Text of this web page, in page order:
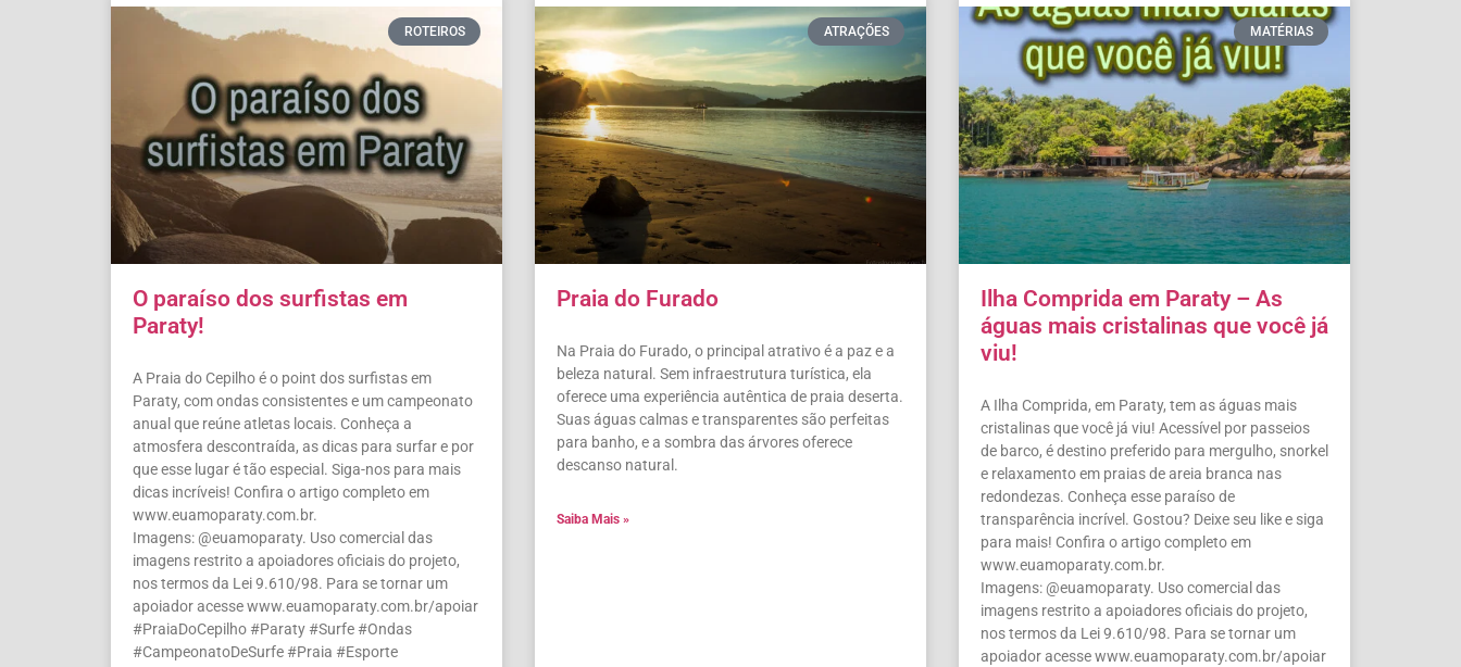
ROTEIROS
O paraíso dos surfistas em
Paraty!
A Praia do Cepilho é o point dos surfistas em
Paraty, com ondas consistentes e um campeonato
anual que reúne atletas locais. Conheça a
atmosfera descontraída, as dicas para surfar e por
que esse lugar é tão especial. Siga-nos para mais
dicas incríveis! Confira o artigo completo em
www.euamoparaty.com.br.
Imagens: @euamoparaty. Uso comercial das
imagens restrito a apoiadores oficiais do projeto,
nos termos da Lei 9.610/98. Para se tornar um
apoiador acesse www.euamoparaty.com.br/apoiar
#PraiaDoCepilho #Paraty #Surfe #Ondas
#CampeonatoDeSurfe #Praia #Esporte
ATRAÇÕES
Praia do Furado
Na Praia do Furado, o principal atrativo é a paz e a
beleza natural. Sem infraestrutura turística, ela
oferece uma experiência autêntica de praia deserta.
Suas águas calmas e transparentes são perfeitas
para banho, e a sombra das árvores oferece
descanso natural.
Saiba Mais »
MATÉRIAS
Ilha Comprida em Paraty – As
águas mais cristalinas que você já
viu!
A Ilha Comprida, em Paraty, tem as águas mais
cristalinas que você já viu! Acessível por passeios
de barco, é destino preferido para mergulho, snorkel
e relaxamento em praias de areia branca nas
redondezas. Conheça esse paraíso de
transparência incrível. Gostou? Deixe seu like e siga
para mais! Confira o artigo completo em
www.euamoparaty.com.br.
Imagens: @euamoparaty. Uso comercial das
imagens restrito a apoiadores oficiais do projeto,
nos termos da Lei 9.610/98. Para se tornar um
apoiador acesse www.euamoparaty.com.br/apoiar